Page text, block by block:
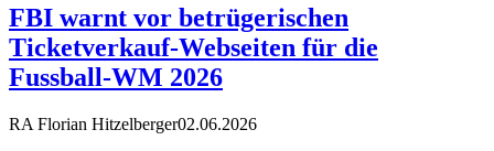
FBI warnt vor betrügerischen
Ticketverkauf-Webseiten für die
Fussball-WM 2026
RA Florian Hitzelberger02.06.2026